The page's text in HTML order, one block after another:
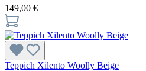
149,00 €
Teppich Xilento Woolly Beige